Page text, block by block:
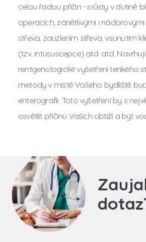
celou řadou příčin - srůsty v dutině
operacích, zánětlivými i
střeva, zauzlením střeva, vsunutím
(tzv. intususcepce) atd. atd.
rentgenologické vyšetření tenkého
metody v místě Vašeho bydliště
enterografii. Toto vyšetření by s
osvětlit příčinu Vašich obtíží a být